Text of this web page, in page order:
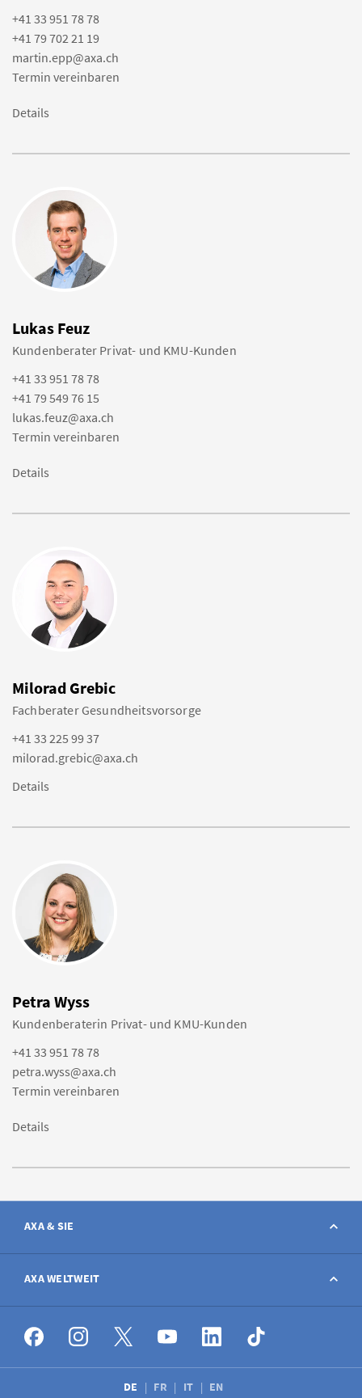
+41 33 951 78 78
+41 79 702 21 19
martin.epp@axa.ch
Termin vereinbaren
Details
Lukas Feuz
Kundenberater Privat- und KMU-Kunden
+41 33 951 78 78
+41 79 549 76 15
lukas.feuz@axa.ch
Termin vereinbaren
Details
Milorad Grebic
Fachberater Gesundheitsvorsorge
+41 33 225 99 37
milorad.grebic@axa.ch
Details
Petra Wyss
Kundenberaterin Privat- und KMU-Kunden
+41 33 951 78 78
petra.wyss@axa.ch
Termin vereinbaren
Details
AXA & SIE
Kontakt
Schaden melden
Stellenangebote
AXA WELTWEIT
AXA weltweit
DE FR IT EN